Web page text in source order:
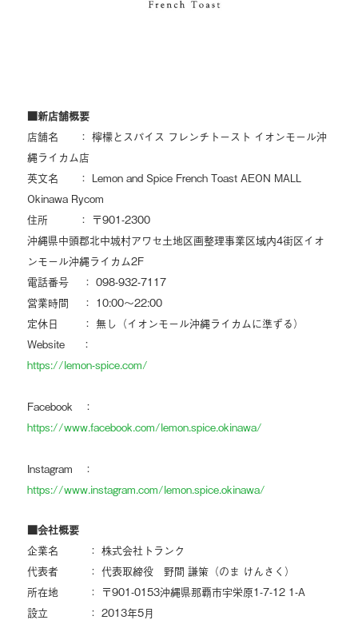
■新店舗概要
店舗名 ： 檸檬とスパイス フレンチトースト イオンモール沖
縄ライカム店
英文名 ： Lemon and Spice French Toast AEON MALL
Okinawa Rycom
住所 ： 〒901-2300
沖縄県中頭郡北中城村アワセ土地区画整理事業区域内4街区イオ
ンモール沖縄ライカム2F
電話番号 ： 098-932-7117
営業時間 ： 10:00～22:00
定休日 ： 無し（イオンモール沖縄ライカムに準ずる）
Website ：
https://lemon-spice.com/
Facebook ：
https://www.facebook.com/lemon.spice.okinawa/
Instagram ：
https://www.instagram.com/lemon.spice.okinawa/
■会社概要
企業名 ： 株式会社トランク
代表者 ： 代表取締役 野間 謙策（のま けんさく）
所在地 ： 〒901-0153沖縄県那覇市宇栄原1-7-12 1-A
設立 ： 2013年5月